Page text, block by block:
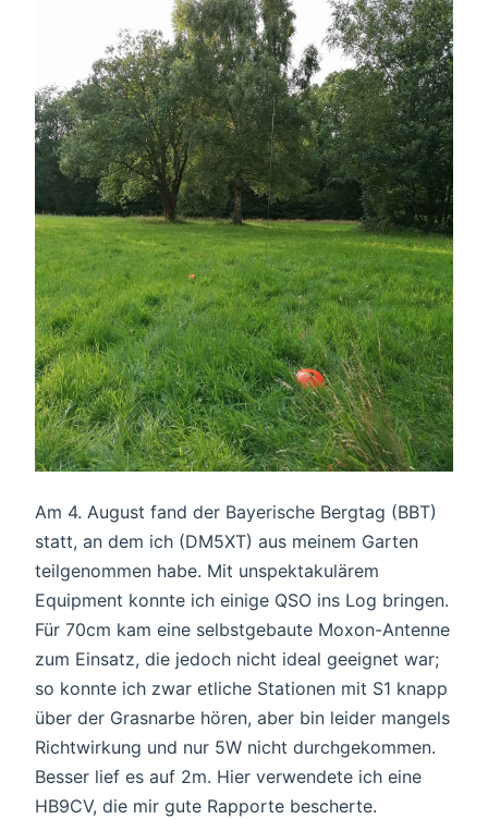
Am 4. August fand der Bayerische Bergtag (BBT)
statt, an dem ich (DM5XT) aus meinem Garten
teilgenommen habe. Mit unspektakulärem
Equipment konnte ich einige QSO ins Log bringen.
Für 70cm kam eine selbstgebaute Moxon-Antenne
zum Einsatz, die jedoch nicht ideal geeignet war;
so konnte ich zwar etliche Stationen mit S1 knapp
über der Grasnarbe hören, aber bin leider mangels
Richtwirkung und nur 5W nicht durchgekommen.
Besser lief es auf 2m. Hier verwendete ich eine
HB9CV, die mir gute Rapporte bescherte.